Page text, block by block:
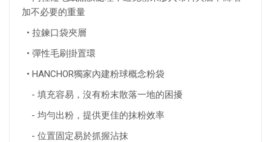
加不必要的重量
• 拉鍊口袋夾層
• 彈性毛刷掛置環
• HANCHOR獨家內建粉球概念粉袋
- 填充容易，沒有粉末散落一地的困擾
- 均勻出粉，提供更佳的抹粉效率
- 位置固定易於抓握沾抹